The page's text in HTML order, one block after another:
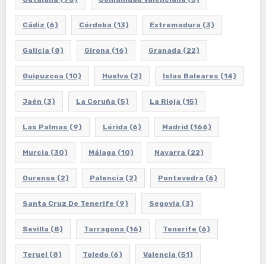
Cádiz (6) Córdoba (13) Extremadura (3)
Galicia (8) Girona (16) Granada (22)
Guipuzcoa (10) Huelva (2) Islas Baleares (14)
Jaén (3) La Coruña (5) La Rioja (15)
Las Palmas (9) Lérida (6) Madrid (166)
Murcia (30) Málaga (10) Navarra (22)
Ourense (2) Palencia (2) Pontevedra (6)
Santa Cruz De Tenerife (9) Segovia (3)
Sevilla (8) Tarragona (16) Tenerife (6)
Teruel (8) Toledo (6) Valencia (51)